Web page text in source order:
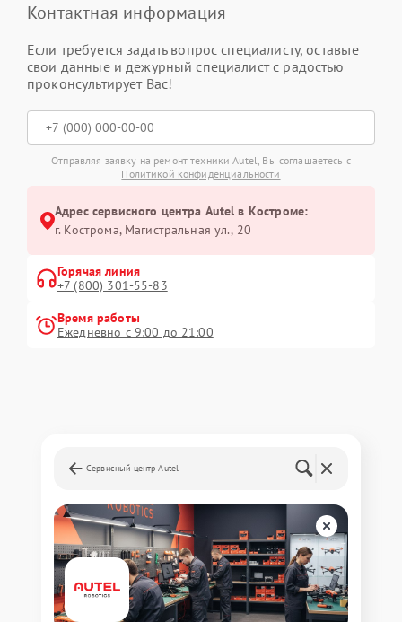
Контактная информация
Если требуется задать вопрос специалисту, оставьте
свои данные и дежурный специалист с радостью
проконсультирует Вас!
Отправляя заявку на ремонт техники Autel, Вы соглашаетесь с
Политикой конфиденциальности
Адрес сервисного центра Autel в Костроме:
г. Кострома, Магистральная ул., 20
Горячая линия
+7 (800) 301-55-83
Время работы
Ежедневно с 9:00 до 21:00
Сервисный центр Autel